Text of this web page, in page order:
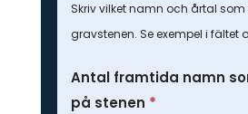
Skriv vilket namn och årtal
gravstenen. Se exempel i fältet
Antal framtida namn
på stenen *